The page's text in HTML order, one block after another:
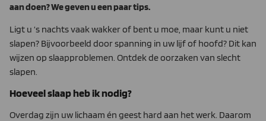
aan doen? We geven u een paar tips.
Ligt u ‘s nachts vaak wakker of bent u moe, maar kunt u niet
slapen? Bijvoorbeeld door spanning in uw lijf of hoofd? Dit kan
wijzen op slaapproblemen. Ontdek de oorzaken van slecht
slapen.
Hoeveel slaap heb ik nodig?
Overdag zijn uw lichaam én geest hard aan het werk. Daarom